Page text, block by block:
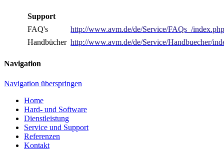
Support
FAQ's
http://www.avm.de/de/Service/FAQs_/
Handbücher http://www.avm.de/de/Service/Handbuecher/
Navigation
Navigation überspringen
Home
Hard- und Software
Dienstleistung
Service und Support
Referenzen
Kontakt